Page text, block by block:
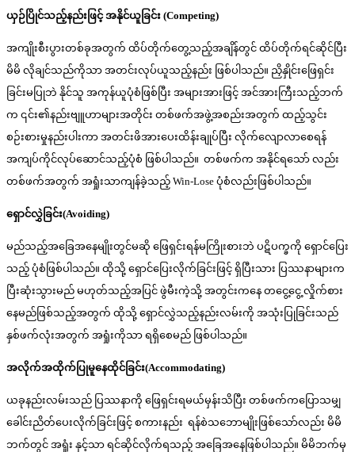
ယှဉ်ပြိုင်သည့်နည်းဖြင့် အနိုင်ယူခြင်း (Competing)
အကျိုးစီးပွားတစ်ခုအတွက် ထိပ်တိုက်တွေ့သည့်အချိန်တွင် ထိပ်တိုက်ရင်ဆိုင်ပြီး
မိမိ လိုချင်သည်ကိုသာ အတင်းလုပ်ယူသည့်နည်း ဖြစ်ပါသည်။ ညှိနှိုင်းဖြေရှင်း
ခြင်းမပြုဘဲ နိုင်သူ အကုန်ယူပုံစံဖြစ်ပြီး အများအားဖြင့် အင်အားကြီးသည့်ဘက်
က ၎င်း၏နည်းဗျူဟာများအတိုင်း တစ်ဖက်အဖွဲ့အစည်းအတွက် ထည့်သွင်း
စဉ်းစားမှုနည်းပါးကာ အတင်းဖိအားပေးထိန်းချုပ်ပြီး လိုက်လျောလာစေရန်
အကျပ်ကိုင်လုပ်ဆောင်သည့်ပုံစံ ဖြစ်ပါသည်။ တစ်ဖက်က အနိုင်ရသော် လည်း
တစ်ဖက်အတွက် အရှုံးသာကျန်ခဲ့သည့် Win-Lose ပုံစံလည်းဖြစ်ပါသည်။
ရှောင်လွှဲခြင်း(Avoiding)
မည်သည့်အခြေအနေမျိုးတွင်မဆို ဖြေရှင်းရန်မကြိုးစားဘဲ ပဋိပက္ခကို ရှောင်ပြေး
သည့် ပုံစံဖြစ်ပါသည်။ ထိုသို့ ရှောင်ပြေးလိုက်ခြင်းဖြင့် ရှိပြီးသား ပြဿနာများက
ပြီးဆုံးသွားမည် မဟုတ်သည့်အပြင် ဖွဲမီးကဲ့သို့ အတွင်းကနေ တငွေ့ငွေ့ လှိုက်စား
နေမည်ဖြစ်သည့်အတွက် ထိုသို့ ရှောင်လွှဲသည့်နည်းလမ်းကို အသုံးပြုခြင်းသည်
နှစ်ဖက်လုံးအတွက် အရှုံးကိုသာ ရရှိစေမည် ဖြစ်ပါသည်။
အလိုက်အထိုက်ပြုမူနေထိုင်ခြင်း(Accommodating)
ယခုနည်းလမ်းသည် ပြဿနာကို ဖြေရှင်းရမယ်မှန်းသိပြီး တစ်ဖက်ကပြောသမျှ
ခေါင်းညိတ်ပေးလိုက်ခြင်းဖြင့် စကားနည်း ရန်စဲသဘောမျိုးဖြစ်သော်လည်း မိမိ
ဘက်တွင် အရှုံး နှင့်သာ ရင်ဆိုင်လိုက်ရသည့် အခြေအနေဖြစ်ပါသည်။ မိမိဘက်မှ